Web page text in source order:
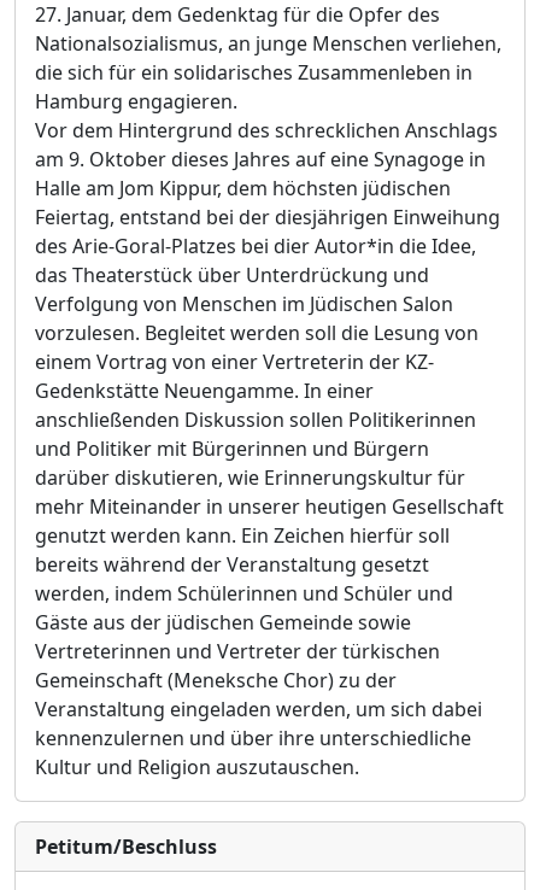
27. Januar, dem Gedenktag für die Opfer des
Nationalsozialismus, an junge Menschen verliehen,
die sich für ein solidarisches Zusammenleben in
Hamburg engagieren.
Vor dem Hintergrund des schrecklichen Anschlags
am 9. Oktober dieses Jahres auf eine Synagoge in
Halle am Jom Kippur, dem höchsten jüdischen
Feiertag, entstand bei der diesjährigen Einweihung
des Arie-Goral-Platzes bei dier Autor*in die Idee,
das Theaterstück über Unterdrückung und
Verfolgung von Menschen im Jüdischen Salon
vorzulesen. Begleitet werden soll die Lesung von
einem Vortrag von einer Vertreterin der KZ-
Gedenkstätte Neuengamme. In einer
anschließenden Diskussion sollen Politikerinnen
und Politiker mit Bürgerinnen und Bürgern
darüber diskutieren, wie Erinnerungskultur für
mehr Miteinander in unserer heutigen Gesellschaft
genutzt werden kann. Ein Zeichen hierfür soll
bereits während der Veranstaltung gesetzt
werden, indem Schülerinnen und Schüler und
Gäste aus der jüdischen Gemeinde sowie
Vertreterinnen und Vertreter der türkischen
Gemeinschaft (Meneksche Chor) zu der
Veranstaltung eingeladen werden, um sich dabei
kennenzulernen und über ihre unterschiedliche
Kultur und Religion auszutauschen.
Petitum/Beschluss